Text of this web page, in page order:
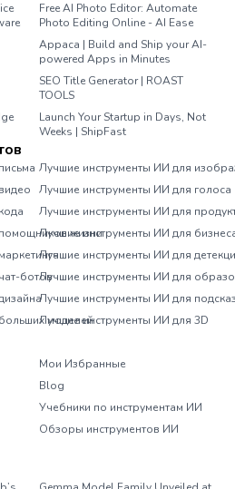
Free AI Photo Editor: Automate
Photo Editing Online - AI Ease
Appaca | Build and Ship your AI-
powered Apps in Minutes
SEO Title Generator | ROAST
TOOLS
Launch Your Startup in Days, Not
Weeks | ShipFast
Лучшие инструменты ИИ для
Лучшие инструменты ИИ для голоса
Лучшие инструменты ИИ для
жизни
Лучшие инструменты ИИ для
Лучшие инструменты ИИ для
ботовЛучшие инструменты ИИ для
Лучшие инструменты ИИ для
моделей
Лучшие инструменты ИИ для 3D
Мои Избранные
Blog
Учебники по инструментам ИИ
Обзоры инструментов ИИ